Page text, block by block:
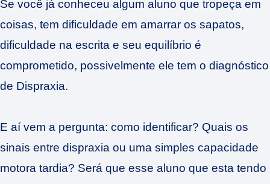
Se você já conheceu algum aluno que tropeça em
coisas, tem dificuldade em amarrar os sapatos,
dificuldade na escrita e seu equilíbrio é
comprometido, possivelmente ele tem o diagnóstico
de Dispraxia.
E aí vem a pergunta: como identificar? Quais os
sinais entre dispraxia ou uma simples capacidade
motora tardia? Será que esse aluno que esta tendo